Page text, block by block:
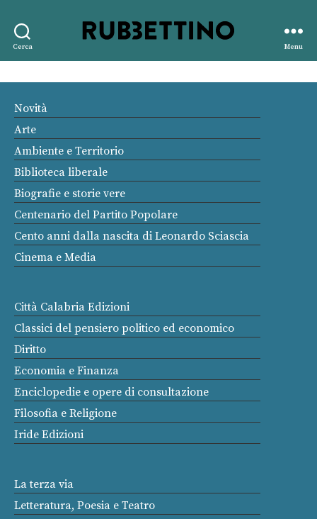
Cerca
editore
Menu
Novità
Arte
Ambiente e Territorio
Biblioteca liberale
Biografie e storie vere
Centenario del Partito Popolare
Cento anni dalla nascita di Leonardo Sciascia
Cinema e Media
Città Calabria Edizioni
Classici del pensiero politico ed economico
Diritto
Economia e Finanza
Enciclopedie e opere di consultazione
Filosofia e Religione
Iride Edizioni
La terza via
Letteratura, Poesia e Teatro